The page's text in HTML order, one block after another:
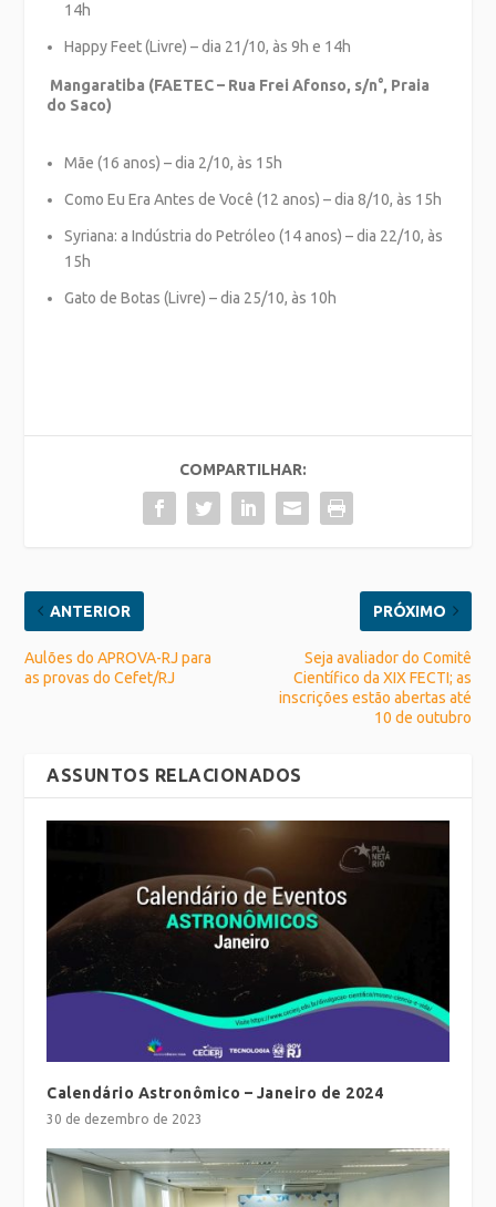
14h
Happy Feet (Livre) – dia 21/10, às 9h e 14h
Mangaratiba (FAETEC – Rua Frei Afonso, s/n°, Praia
do Saco)
Mãe (16 anos) – dia 2/10, às 15h
Como Eu Era Antes de Você (12 anos) – dia 8/10, às 15h
Syriana: a Indústria do Petróleo (14 anos) – dia 22/10, às
15h
Gato de Botas (Livre) – dia 25/10, às 10h
COMPARTILHAR:
ANTERIOR
Aulões do APROVA-RJ para
as provas do Cefet/RJ
PRÓXIMO
Seja avaliador do Comitê
Científico da XIX FECTI; as
inscrições estão abertas até
10 de outubro
ASSUNTOS RELACIONADOS
Calendário Astronômico – Janeiro de 2024
30 de dezembro de 2023